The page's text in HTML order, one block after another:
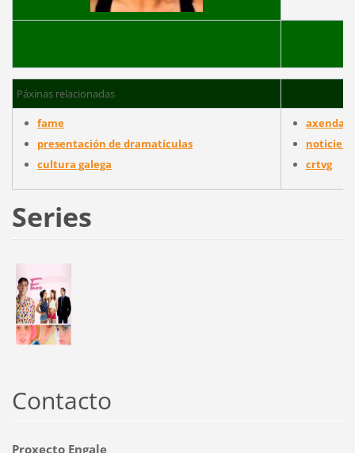
Páxinas relacionadas
fame
presentación de dramatículas
cultura galega
axenda
crtvg
Series
Contacto
Proxecto Engale